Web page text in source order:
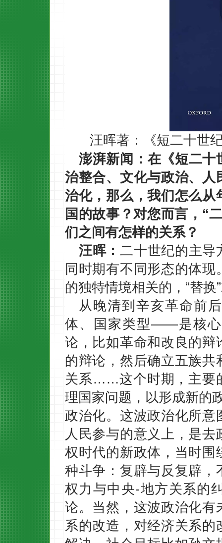
汪晖著：《短二十世
澎湃新闻：在《短二十
治整合、文化与政治、
治化，那么，我们怎么
国的故事？对您而言，“
们之间有怎样的关系？
汪晖：二十世纪的主导
同时期有不同形态的体
的独特情境相关的，“替
从晚清到辛亥革命前
体、国家类型——是核心
论，比如革命和改良的
的辩论，然后确立五族
关系……这个时期，主要
理国家问题，以形成新的
政治化。这波政治化所
人民参与的意义上，是
权时代的新政体，当时
种斗争：复辟与反复辟
权力与中央-地方关系的
论。当然，这波政治化
系的改造，对经济关系